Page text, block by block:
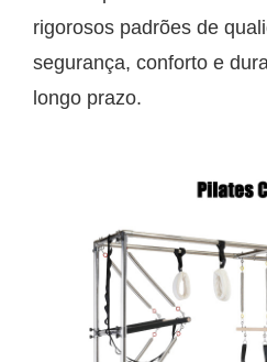
rigorosos padrões de
segurança, conforto e
longo prazo.